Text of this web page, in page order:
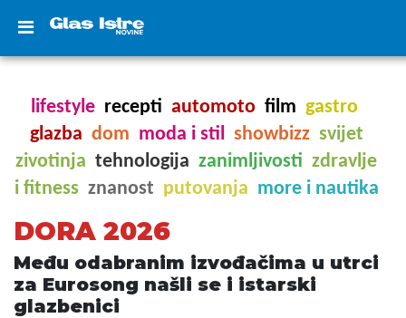
lifestyle recepti automoto film gastro
glazba dom moda i stil showbizz svijet
zivotinja tehnologija zanimljivosti zdravlje
i fitness znanost putovanja more i nautika
DORA 2026
Među odabranim izvođačima u utrci
za Eurosong našli se i istarski
glazbenici